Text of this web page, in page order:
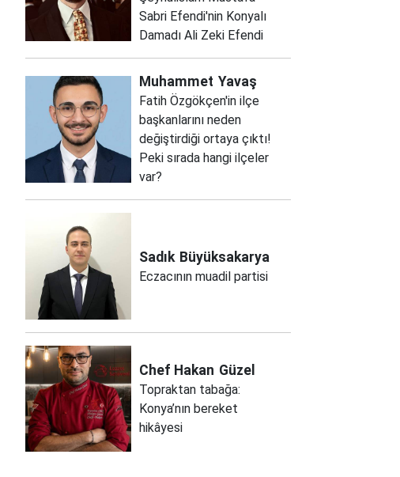
Sabri Efendi'nin Konyalı
Damadı Ali Zeki Efendi
Muhammet Yavaş
Fatih Özgökçen'in ilçe
başkanlarını neden
değiştirdiği ortaya çıktı!
Peki sırada hangi ilçeler
var?
Sadık Büyüksakarya
Eczacının muadil partisi
Chef Hakan Güzel
Topraktan tabağa:
Konya’nın bereket
hikâyesi